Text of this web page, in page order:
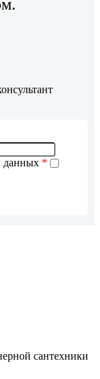
данных *
сантехники